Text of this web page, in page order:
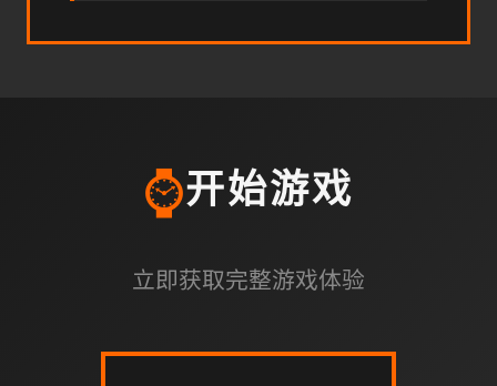
⌚开始游戏
立即获取完整游戏体验